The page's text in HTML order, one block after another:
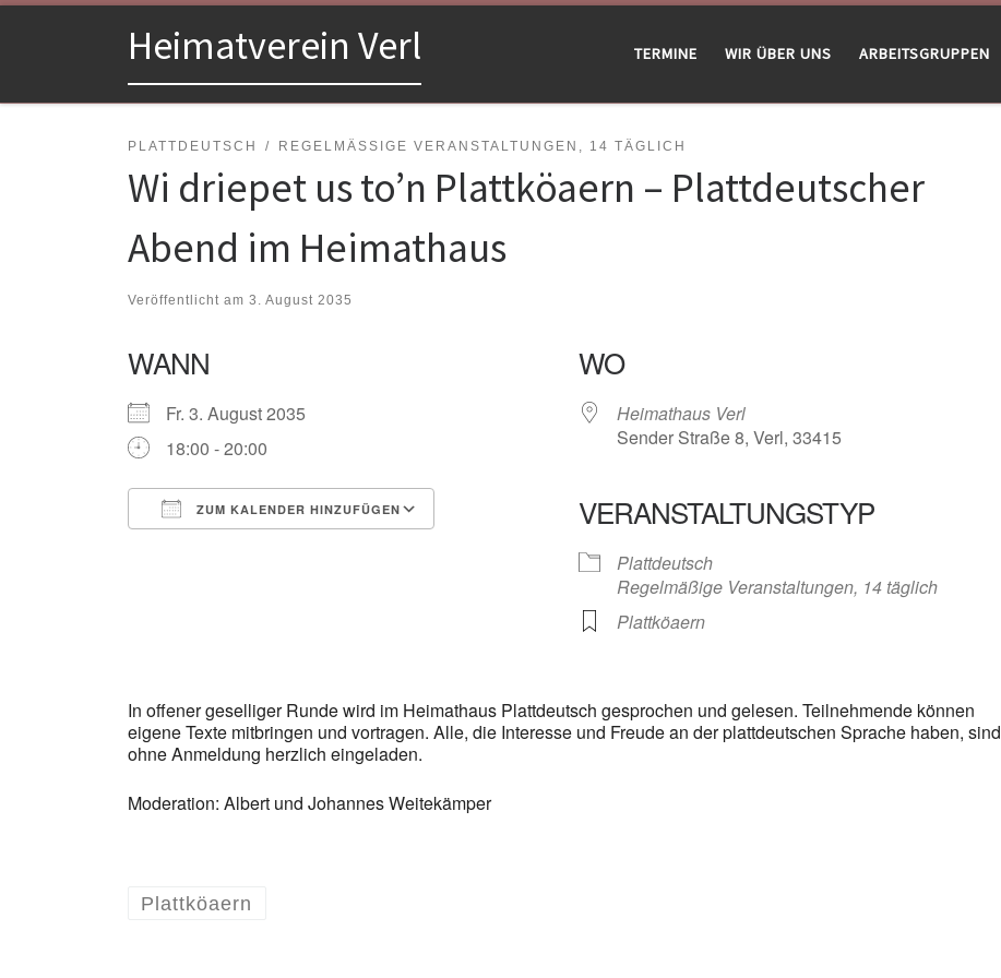
Zum Inhalt springenHeimatverein Verl TERMINE WIR ÜBER UNS ARBEITSGRUPPEN
PLATTDEUTSCH REGELMÄSSIGE VERANSTALTUNGEN, 14 TÄGLICH
Wi driepet us to’n Plattköaern – Plattdeutscher
Abend im Heimathaus
Veröffentlicht am 3. August 2035
WANN
Fr. 3. August 2035
18:00 - 20:00
ZUM KALENDER HINZUFÜGEN
Google Kalender
WO
Heimathaus Verl
Sender Straße 8, Verl, 33415
VERANSTALTUNGSTYP
Plattdeutsch
Regelmäßige Veranstaltungen, 14 täglich
Plattköaern
In offener geselliger Runde wird im Heimathaus Plattdeutsch gesprochen und gelesen. Teilnehmende können
eigene Texte mitbringen und vortragen. Alle, die Interesse und Freude an der plattdeutschen Sprache haben, sind
ohne Anmeldung herzlich eingeladen.
Moderation: Albert und Johannes Weitekämper
Plattköaern